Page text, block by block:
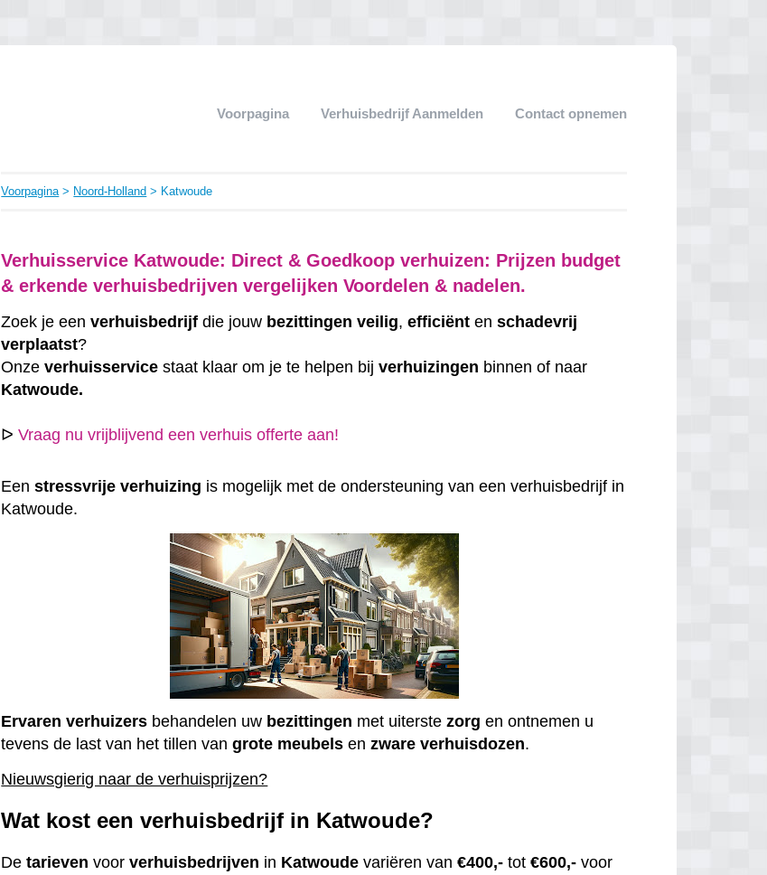
Voorpagina Verhuisbedrijf Aanmelden Contact opnemen
Voorpagina> Noord-Holland > Katwoude
Verhuisservice Katwoude: Direct & Goedkoop verhuizen: Prijzen budget
& erkende verhuisbedrijven vergelijken Voordelen & nadelen.
Zoek je eenverhuisbedrijf die jouw bezittingen veilig,efficiënt enschadevrij
verplaatst?
Onzeverhuisservice staat klaar om je te helpen bijverhuizingen binnen of naar
Katwoude.
ᐅVraag nu vrijblijvend een verhuis offerte aan!
Eenstressvrije verhuizing is mogelijk met de ondersteuning van een verhuisbedrijf in
Katwoude.
Ervaren verhuizers behandelen uw bezittingen met uiterstezorg en ontnemen u
tevens de last van het tillen vangrote meubels enzware verhuisdozen.
Nieuwsgierig naar de verhuisprijzen?
Wat kost een verhuisbedrijf in Katwoude?
Detarieven voorverhuisbedrijven in Katwoude variëren van€400,- tot€600,- voor